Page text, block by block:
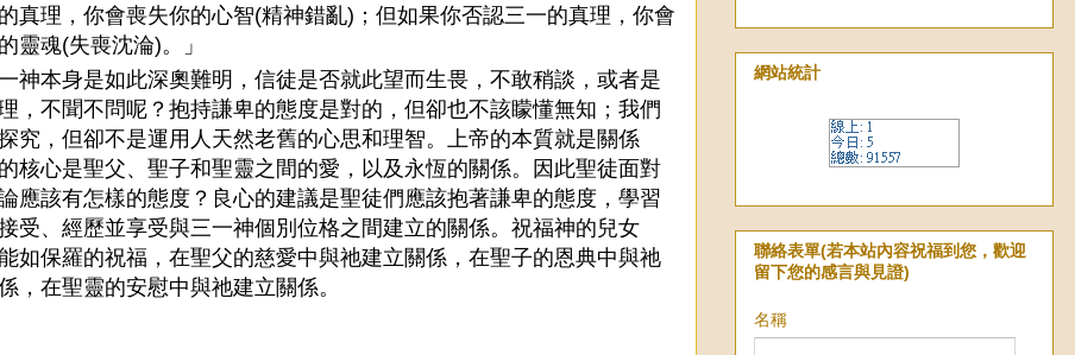
真理，你會喪失你的心智(精神錯亂)；但如果你否認三一的真理，你會
靈魂(失喪沈淪)。」
神本身是如此深奧難明，信徒是否就此望而生畏，不敢稍談，或者是
，不聞不問呢？抱持謙卑的態度是對的，但卻也不該矇懂無知；我們
究，但卻不是運用人天然老舊的心思和理智。上帝的本質就是關係
心是聖父、聖子和聖靈之間的愛，以及永恆的關係。因此聖徒面對
應該有怎樣的態度？良心的建議是聖徒們應該抱著謙卑的態度，學習
受、經歷並享受與三一神個別位格之間建立的關係。祝福神的兒女
如保羅的祝福，在聖父的慈愛中與祂建立關係，在聖子的恩典中與祂
，在聖靈的安慰中與祂建立關係。
網站統計
聯絡表單(若本站內容祝福到您，歡迎
留下您的感言與見證)
名稱